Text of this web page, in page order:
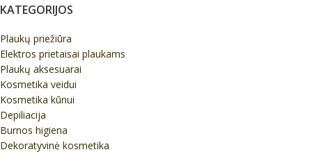
KATEGORIJOS
Plaukų priežiūra
Elektros prietaisai plaukams
Plaukų aksesuarai
Kosmetika veidui
Kosmetika kūnui
Depiliacija
Burnos higiena
Dekoratyvinė kosmetika